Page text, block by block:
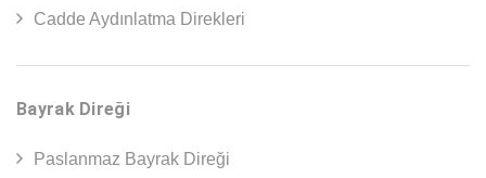
Cadde Aydınlatma Direkleri
Bayrak Direği
Paslanmaz Bayrak Direği